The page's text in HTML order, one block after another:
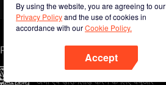
By using the website, you are agreeing to our
Privacy Policyand the use of cookies in
accordance with ourCookie Policy.
Accept
Phone
अभी ऐप डाउनलोड करने के लिए क्यूआर